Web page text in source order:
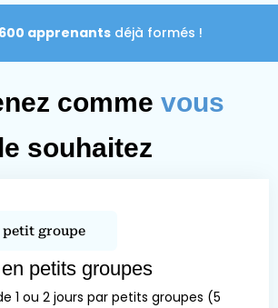
600 apprenantsdéjà formés !
comme vous
le souhaitez
petit groupe
petits groupes
1 ou 2 jours par petits groupes (5